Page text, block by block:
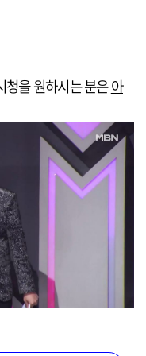
청을 원하시는 분은아